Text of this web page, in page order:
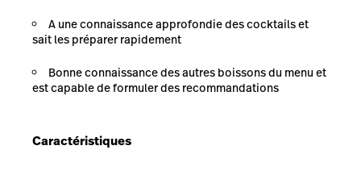
A une connaissance approfondie des cocktails et
sait les préparer rapidement
Bonne connaissance des autres boissons du menu et
est capable de formuler des recommandations
Caractéristiques